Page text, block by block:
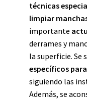
técnicas
limpiar
importante
derrames y
la superficie. Se
específicos
siguiendo las
Además, se